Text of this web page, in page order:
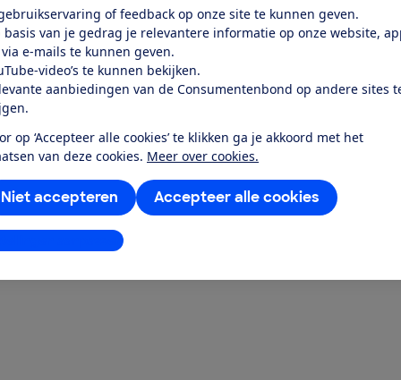
of feedback op onze site te kunnen geven.
basis van je gedrag je relevantere informatie op onze website,
e-mails te kunnen geven.
video’s te kunnen bekijken.
aanbiedingen van de Consumentenbond op andere sites
op ‘Accepteer alle cookies’ te klikken ga je akkoord met het
van deze cookies. Meer over cookies.
Accepteer alle cookies
Niet accepteren
aanpassen
Bekijk snel